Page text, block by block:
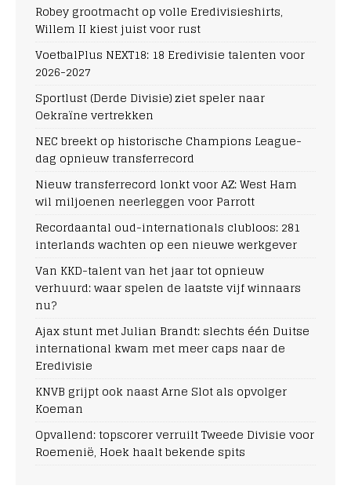
Robey grootmacht op volle Eredivisieshirts,
Willem II kiest juist voor rust
VoetbalPlus NEXT18: 18 Eredivisie talenten voor
2026-2027
Sportlust (Derde Divisie) ziet speler naar
Oekraïne vertrekken
NEC breekt op historische Champions League-
dag opnieuw transferrecord
Nieuw transferrecord lonkt voor AZ: West Ham
wil miljoenen neerleggen voor Parrott
Recordaantal oud-internationals clubloos: 281
interlands wachten op een nieuwe werkgever
Van KKD-talent van het jaar tot opnieuw
verhuurd: waar spelen de laatste vijf winnaars
nu?
Ajax stunt met Julian Brandt: slechts één Duitse
international kwam met meer caps naar de
Eredivisie
KNVB grijpt ook naast Arne Slot als opvolger
Koeman
Opvallend: topscorer verruilt Tweede Divisie voor
Roemenië, Hoek haalt bekende spits